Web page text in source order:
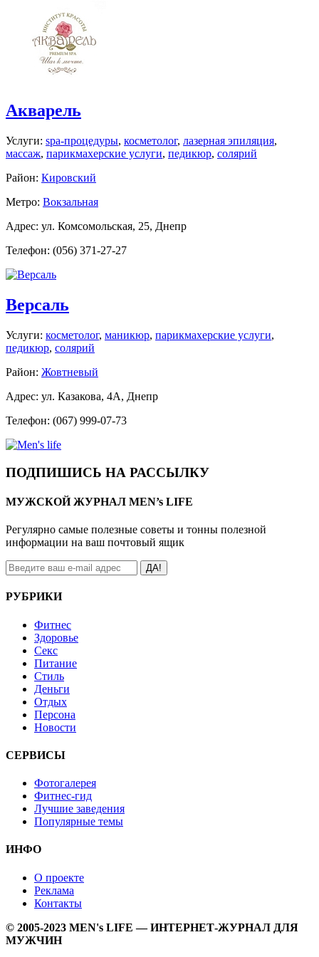
Акварель
Услуги: spa-процедуры, косметолог, лазерная эпиляция,
массаж, парикмахерские услуги, педикюр, солярий
Район: Кировский
Метро: Вокзальная
Адрес: ул. Комсомольская, 25, Днепр
Телефон: (056) 371-27-27
Версаль
Услуги: косметолог, маникюр, парикмахерские услуги,
педикюр, солярий
Район: Жовтневый
Адрес: ул. Казакова, 4А, Днепр
Телефон: (067) 999-07-73
ПОДПИШИСЬ НА РАССЫЛКУ
МУЖСКОЙ ЖУРНАЛ MEN’s LIFE
Регулярно самые полезные советы и тонны полезной
информации на ваш почтовый ящик
ДА!
РУБРИКИ
Фитнес
Здоровье
Секс
Питание
Стиль
Деньги
Отдых
Персона
Новости
СЕРВИСЫ
Фотогалерея
Фитнес-гид
Лучшие заведения
Популярные темы
ИНФО
О проекте
Реклама
Контакты
© 2005-2023 MEN's LIFE — ИНТЕРНЕТ-ЖУРНАЛ ДЛЯ
МУЖЧИН